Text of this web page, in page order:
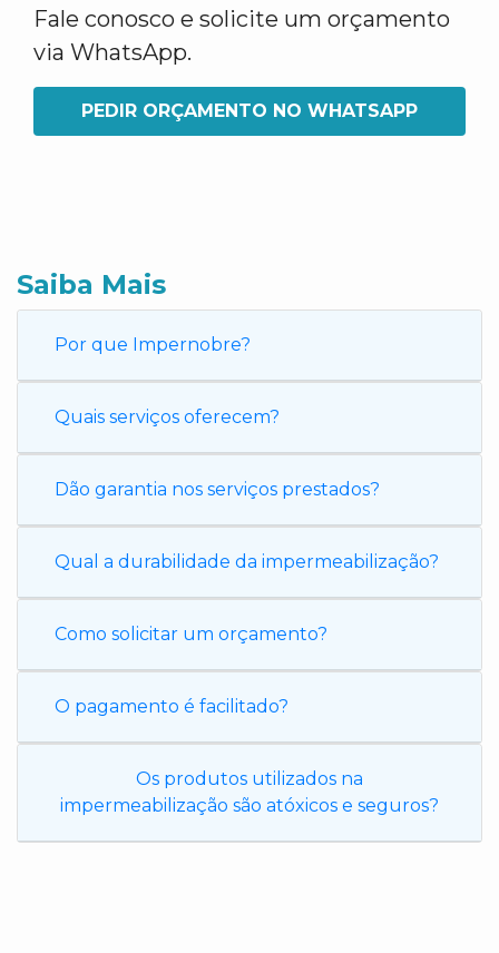
Fale conosco e solicite um orçamento
via WhatsApp.
PEDIR ORÇAMENTO NO WHATSAPP
Saiba Mais
Por que Impernobre?
Quais serviços oferecem?
Dão garantia nos serviços prestados?
Qual a durabilidade da impermeabilização?
Como solicitar um orçamento?
O pagamento é facilitado?
Os produtos utilizados na
impermeabilização são atóxicos e seguros?